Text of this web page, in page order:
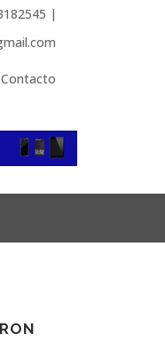
|
Contacto